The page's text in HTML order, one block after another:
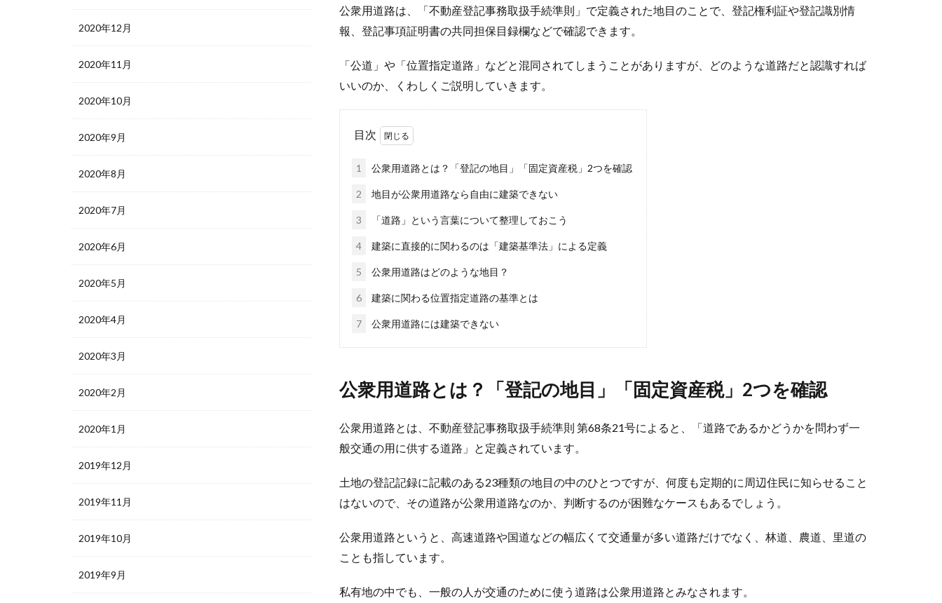
公衆用道路は、「不動産登記事務取扱手続準則」で定義された地目のことで、登記権利証や登記識別情
報、登記事項証明書の共同担保目録欄などで確認できます。
「公道」や「位置指定道路」などと混同されてしまうことがありますが、どのような道路だと認識すれば
いいのか、くわしくご説明していきます。
目次
1 公衆用道路とは？「登記の地目」「固定資産税」2つを確認
2 地目が公衆用道路なら自由に建築できない
3 「道路」という言葉について整理しておこう
4 建築に直接的に関わるのは「建築基準法」による定義
5 公衆用道路はどのような地目？
6 建築に関わる位置指定道路の基準とは
7 公衆用道路には建築できない
公衆用道路とは？「登記の地目」「固定資産税」2つを確認
公衆用道路とは、不動産登記事務取扱手続準則 第68条21号によると、「道路であるかどうかを問わず一
般交通の用に供する道路」と定義されています。
土地の登記記録に記載のある23種類の地目の中のひとつですが、何度も定期的に周辺住民に知らせること
はないので、その道路が公衆用道路なのか、判断するのが困難なケースもあるでしょう。
公衆用道路というと、高速道路や国道などの幅広くて交通量が多い道路だけでなく、林道、農道、里道の
ことも指しています。
私有地の中でも、一般の人が交通のために使う道路は公衆用道路とみなされます。
2020年12月
2020年11月
2020年10月
2020年9月
2020年8月
2020年7月
2020年6月
2020年5月
2020年4月
2020年3月
2020年2月
2020年1月
2019年12月
2019年11月
2019年10月
2019年9月